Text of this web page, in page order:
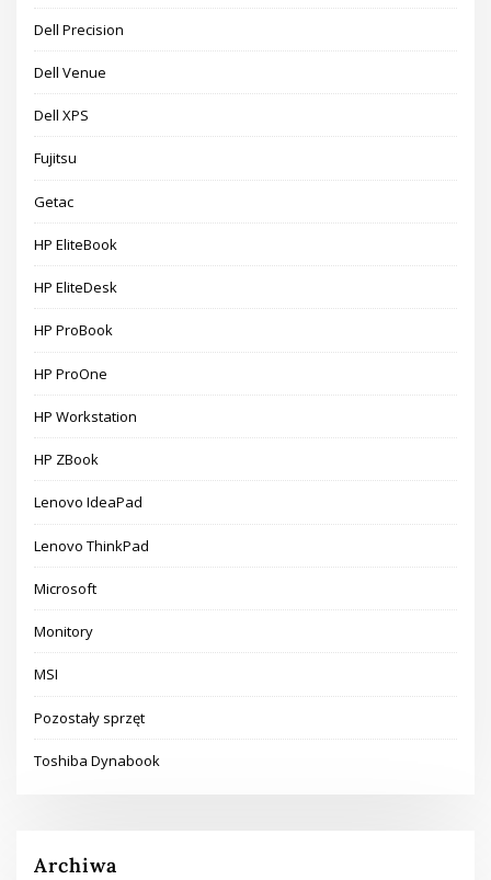
Dell Precision
Dell Venue
Dell XPS
Fujitsu
Getac
HP EliteBook
HP EliteDesk
HP ProBook
HP ProOne
HP Workstation
HP ZBook
Lenovo IdeaPad
Lenovo ThinkPad
Microsoft
Monitory
MSI
Pozostały sprzęt
Toshiba Dynabook
Archiwa